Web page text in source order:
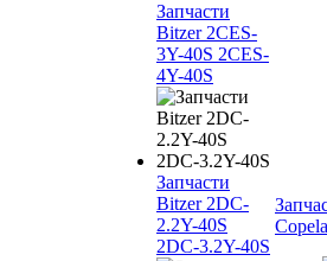
Запчасти
Bitzer 2CES-
3Y-40S 2CES-
4Y-40S
Запчасти
Bitzer 2DC-
2.2Y-40S
2DC-3.2Y-40S